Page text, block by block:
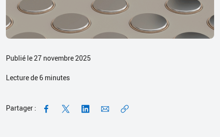
Publié le 27 novembre 2025
Lecture de 6 minutes
Partager :